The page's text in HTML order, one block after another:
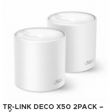
TP-LINK DECO X50 2PACK –